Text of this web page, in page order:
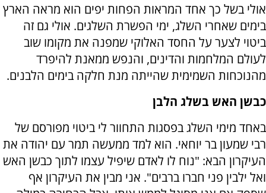
אולי בשל כך אחד המראות הפחות יפים הוא מראה הארץ
בימים שאחרי השלג, ימי הפשרת השלגים. אולי גם זה
ביטוי לצער על החסד האלוקי שמפנה את מקומו שוב
לעולם המלחמות והדינים, והנפש ממאנת להיפרד
מהנוכחות השמימית שהייתה מנת חלקה בימים הלבנים.
כבשן האש בשלג הלבן
באחד מימי השלג בפסגות התחוור לי ביטוי מפורסם של
רבי שמעון בר יוחאי. הוא למד ממעשה תמר עם יהודה את
העיקרון הבא: "נוח לו לאדם שיפיל עצמו לתוך כבשן האש
ואל ילבין פני חברו ברבים". אני מבין את העיקרון אף